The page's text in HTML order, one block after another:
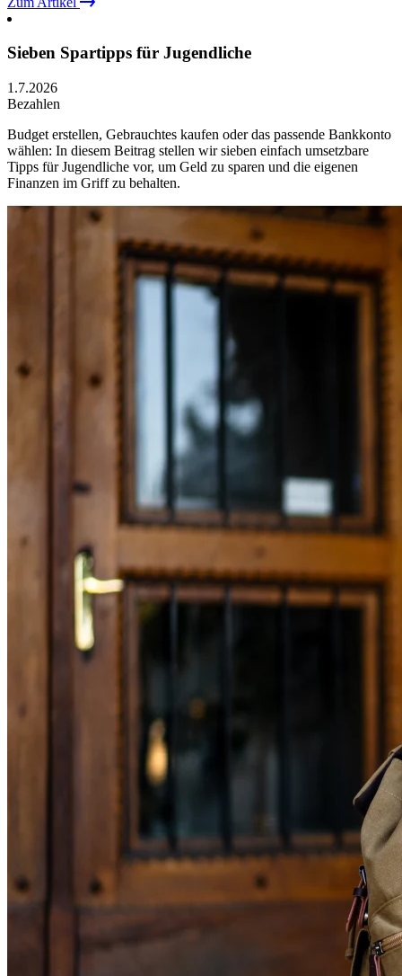
Sieben Spartipps für Jugendliche
1.7.2026
Bezahlen
Budget erstellen, Gebrauchtes kaufen oder das passende Bankkonto
wählen: In diesem Beitrag stellen wir sieben einfach umsetzbare
Tipps für Jugendliche vor, um Geld zu sparen und die eigenen
Finanzen im Griff zu behalten.